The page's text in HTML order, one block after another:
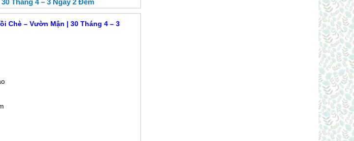
Tháng 4 – 3 Ngày 2 Đêm
Chè – Vườn Mận | 30 Tháng 4 – 3